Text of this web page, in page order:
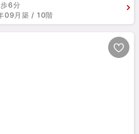
6分
09月築 / 10階